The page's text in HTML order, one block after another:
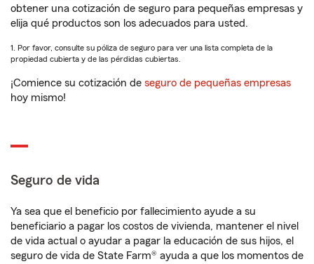
obtener una cotización de seguro para pequeñas empresas y
elija qué productos son los adecuados para usted.
1. Por favor, consulte su póliza de seguro para ver una lista completa de la
propiedad cubierta y de las pérdidas cubiertas.
¡Comience su cotización de seguro de pequeñas empresas
hoy mismo!
Seguro de vida
Ya sea que el beneficio por fallecimiento ayude a su
beneficiario a pagar los costos de vivienda, mantener el nivel
de vida actual o ayudar a pagar la educación de sus hijos, el
seguro de vida de State Farm® ayuda a que los momentos de